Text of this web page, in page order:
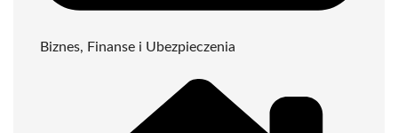
Biznes, Finanse i Ubezpieczenia